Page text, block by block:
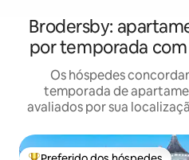
Brodersby:
por temporada
Os hóspedes
temporada de
avaliados por sua